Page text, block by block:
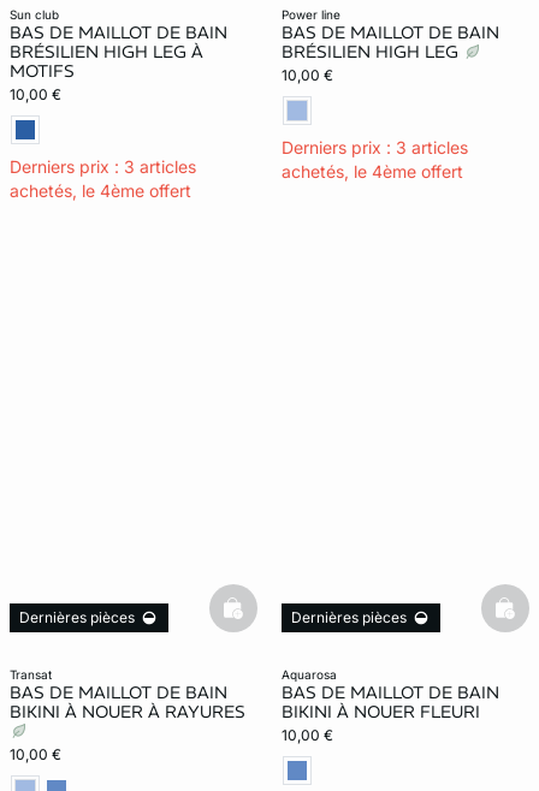
sun club
BAS DE MAILLOT DE BAIN
BRÉSILIEN HIGH LEG À
MOTIFS
10,00 €
Derniers prix : 3 articles
achetés, le 4ème offert
power line
BAS DE MAILLOT DE BAIN
BRÉSILIEN HIGH LEG
10,00 €
Derniers prix : 3 articles
achetés, le 4ème offert
transat
BAS DE MAILLOT DE BAIN
BIKINI À NOUER À RAYURES
10,00 €
Dernières pièces basketfull
aquarosa
BAS DE MAILLOT DE BAIN
BIKINI À NOUER FLEURI
10,00 €
Dernières pièces